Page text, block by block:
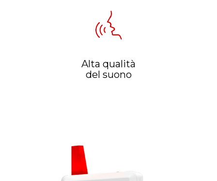
Alta qualità
del suono